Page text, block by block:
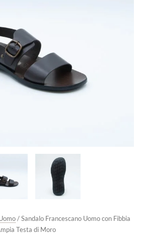
/ Sandalo Francescano Uomo con Fibbia
Testa di Moro